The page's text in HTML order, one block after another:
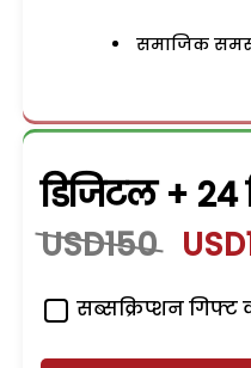
समाजिक
डिजिटल + 24
USD150
सब्सक्रिप्शन गिफ्ट